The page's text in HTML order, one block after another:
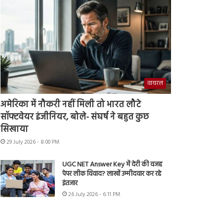
वायरल
अमेरिका में नौकरी नहीं मिली तो भारत लौटे
सॉफ्टवेयर इंजीनियर, बोले- संघर्ष ने बहुत कुछ
सिखाया
29 July 2026 - 8:00 PM
UGC NET Answer Key में देरी की वजह
पेपर लीक विवाद? लाखों उम्मीदवार कर रहे
इंतजार
26 July 2026 - 6:11 PM